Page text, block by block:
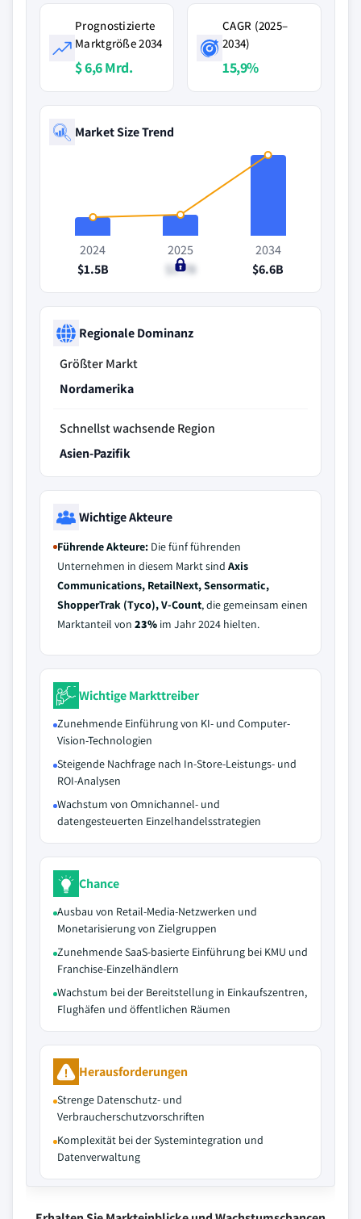
Prognostizierte
Marktgröße 2034
$ 6,6 Mrd.
CAGR (2025–
2034)
15,9%
Market Size Trend
2024
$1.5B
2025
$1.7B
2034
$6.6B
Regionale Dominanz
Größter Markt
Nordamerika
Schnellst wachsende Region
Asien-Pazifik
Wichtige Akteure
Führende Akteure: Die fünf führenden
Unternehmen in diesem Markt sind Axis
Communications, RetailNext, Sensormatic,
ShopperTrak (Tyco), V-Count, die gemeinsam einen
Marktanteil von 23% im Jahr 2024 hielten.
Wichtige Markttreiber
Zunehmende Einführung von KI- und Computer-
Vision-Technologien
Steigende Nachfrage nach In-Store-Leistungs- und
ROI-Analysen
Wachstum von Omnichannel- und
datengesteuerten Einzelhandelsstrategien
Chance
Ausbau von Retail-Media-Netzwerken und
Monetarisierung von Zielgruppen
Zunehmende SaaS-basierte Einführung bei KMU und
Franchise-Einzelhändlern
Wachstum bei der Bereitstellung in Einkaufszentren,
Flughäfen und öffentlichen Räumen
Herausforderungen
Strenge Datenschutz- und
Verbraucherschutzvorschriften
Komplexität bei der Systemintegration und
Datenverwaltung